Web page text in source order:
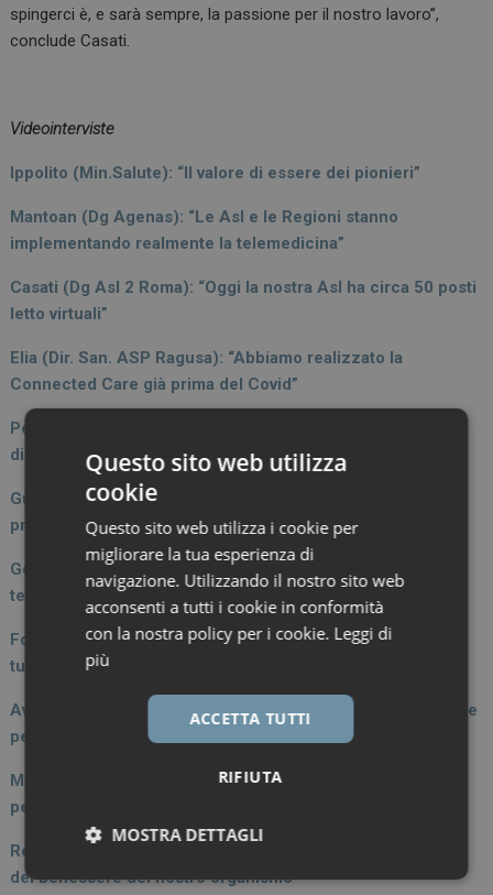
spingerci è, e sarà sempre, la passione per il nostro lavoro”,
conclude Casati.
Videointerviste
Ippolito (Min.Salute): “Il valore di essere dei pionieri”
Mantoan (Dg Agenas): “Le Asl e le Regioni stanno
implementando realmente la telemedicina”
Casati (Dg Asl 2 Roma): “Oggi la nostra Asl ha circa 50 posti
letto virtuali”
Elia (Dir. San. ASP Ragusa): “Abbiamo realizzato la
Connected Care già prima del Covid”
Petralia (Dg Asl 4 Liguria): “Un progetto per un ecosistema
di salute di prossimità”
Gubian (Dg ARIAS Lombardia): “Il progetto digitalizza il
processo di presa in carico”
Gorgoni (Dg AReSS Puglia): “Una centrale operativa di
telemedicina per le cronicità”
Fontana (Dir. Medico P.O. Borgomanero): “Un modello per
tutte le aziende sanitarie del Piemonte”
Avaltroni (Galapagos): “Bioneers un progetto di innovazione
per il benessere dei pazienti”
Manto (Galapagos): “Partiamo dall’innovazione scientifica
per portarla ai pazienti”
Rescigno (Humanitas): “Il microbiota intestinale è alla base
del benessere del nostro organismo”
Questo sito web utilizza
cookie
Questo sito web utilizza i cookie per
migliorare la tua esperienza di
navigazione. Utilizzando il nostro sito web
acconsenti a tutti i cookie in conformità
con la nostra policy per i cookie. Leggi di
più
ACCETTA TUTTI
RIFIUTA
MOSTRA DETTAGLI
Necessari Marketing